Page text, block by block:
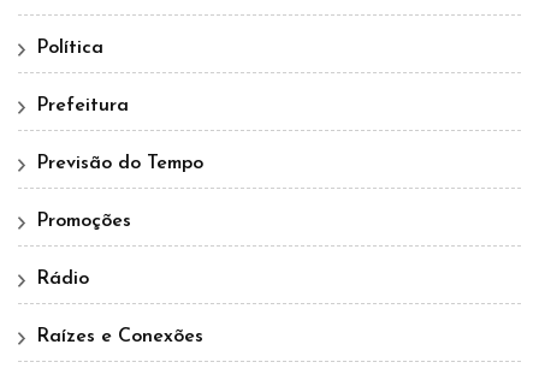
Política
Prefeitura
Previsão do Tempo
Promoções
Rádio
Raízes e Conexões